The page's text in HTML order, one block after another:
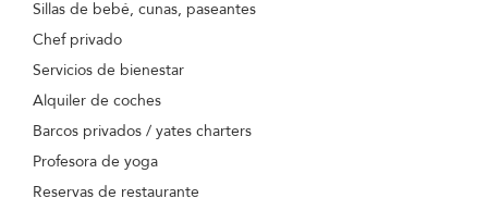
Sillas de bebé, cunas, paseantes
Chef privado
Servicios de bienestar
Alquiler de coches
Barcos privados / yates charters
Profesora de yoga
Reservas de restaurante